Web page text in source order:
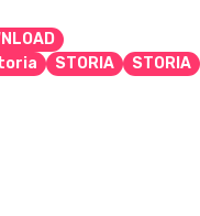
STORIA
STORIA